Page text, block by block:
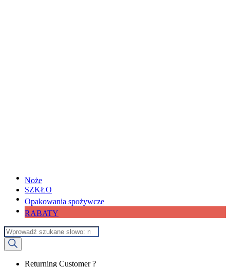
Noże
SZKŁO
Opakowania spożywcze
RABATY
Wyszukiwarka
produktów
Returning Customer ?